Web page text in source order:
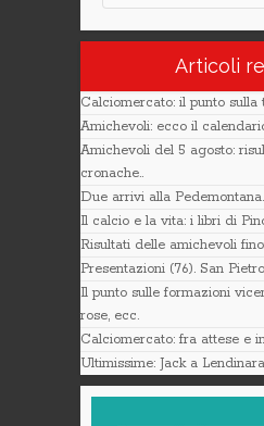
Articoli
Calciomercato: il punto
Amichevoli: ecco il
Amichevoli del 5 agosto:
cronache..
Due arrivi alla Pedemontana.
Il calcio e la vita: i libri di
Risultati delle amichevoli
Presentazioni (76). San
Il punto sulle formazioni
rose, ecc.
Calciomercato: fra attese e
Ultimissime: Jack a